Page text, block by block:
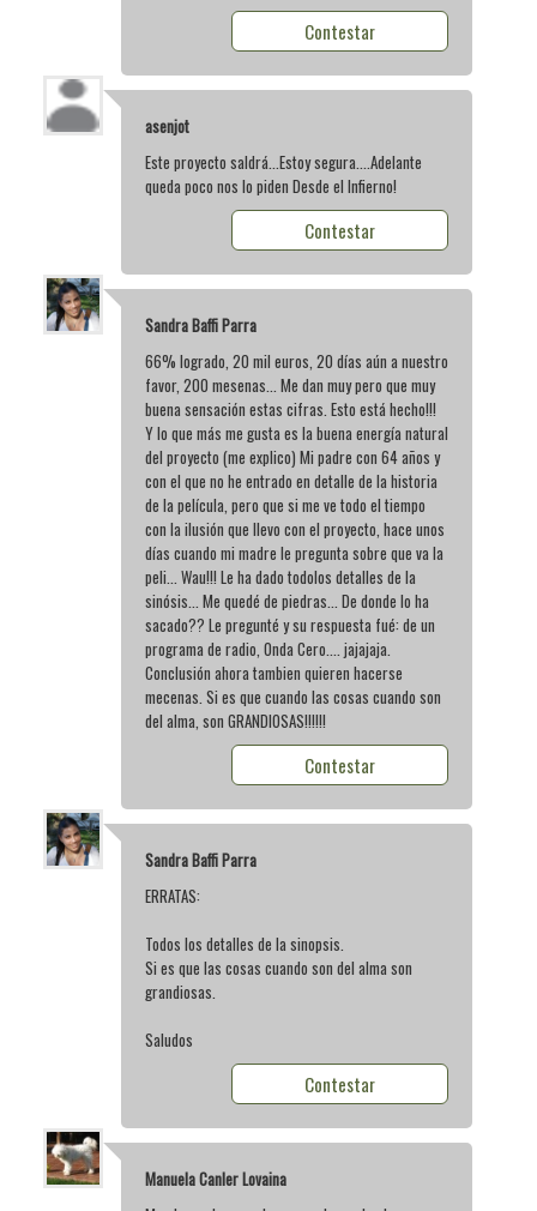
Contestar
asenjot
Este proyecto saldrá...Estoy segura....Adelante
queda poco nos lo piden Desde el Infierno!
Contestar
Sandra Baffi Parra
66% logrado, 20 mil euros, 20 días aún a nuestro
favor, 200 mesenas... Me dan muy pero que muy
buena sensación estas cifras. Esto está hecho!!!
Y lo que más me gusta es la buena energía natural
del proyecto (me explico) Mi padre con 64 años y
con el que no he entrado en detalle de la historia
de la película, pero que si me ve todo el tiempo
con la ilusión que llevo con el proyecto, hace unos
días cuando mi madre le pregunta sobre que va la
peli... Wau!!! Le ha dado todolos detalles de la
sinósis... Me quedé de piedras... De donde lo ha
sacado?? Le pregunté y su respuesta fué: de un
programa de radio, Onda Cero.... jajajaja.
Conclusión ahora tambien quieren hacerse
mecenas. Si es que cuando las cosas cuando son
del alma, son GRANDIOSAS!!!!!!
Contestar
Sandra Baffi Parra
ERRATAS:
Todos los detalles de la sinopsis.
Si es que las cosas cuando son del alma son
grandiosas.
Saludos
Contestar
Manuela Canler Lovaina